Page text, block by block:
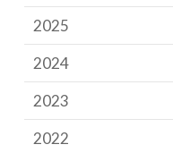
2025
2024
2023
2022